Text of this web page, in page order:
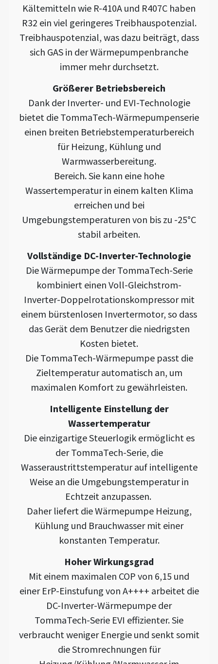
Kältemitteln wie R-410A und R407C haben
R32 ein viel geringeres Treibhauspotenzial.
Treibhauspotenzial, was dazu beiträgt, dass
sich GAS in der Wärmepumpenbranche
immer mehr durchsetzt.
Größerer Betriebsbereich
Dank der Inverter- und EVI-Technologie
bietet die TommaTech-Wärmepumpenserie
einen breiten Betriebstemperaturbereich
für Heizung, Kühlung und
Warmwasserbereitung.
Bereich. Sie kann eine hohe
Wassertemperatur in einem kalten Klima
erreichen und bei
Umgebungstemperaturen von bis zu -25°C
stabil arbeiten.
Vollständige DC-Inverter-Technologie
Die Wärmepumpe der TommaTech-Serie
kombiniert einen Voll-Gleichstrom-
Inverter-Doppelrotationskompressor mit
einem bürstenlosen Invertermotor, so dass
das Gerät dem Benutzer die niedrigsten
Kosten bietet.
Die TommaTech-Wärmepumpe passt die
Zieltemperatur automatisch an, um
maximalen Komfort zu gewährleisten.
Intelligente Einstellung der
Wassertemperatur
Die einzigartige Steuerlogik ermöglicht es
der TommaTech-Serie, die
Wasseraustrittstemperatur auf intelligente
Weise an die Umgebungstemperatur in
Echtzeit anzupassen.
Daher liefert die Wärmepumpe Heizung,
Kühlung und Brauchwasser mit einer
konstanten Temperatur.
Hoher Wirkungsgrad
Mit einem maximalen COP von 6,15 und
einer ErP-Einstufung von A++++ arbeitet die
DC-Inverter-Wärmepumpe der
TommaTech-Serie EVI effizienter. Sie
verbraucht weniger Energie und senkt somit
die Stromrechnungen für